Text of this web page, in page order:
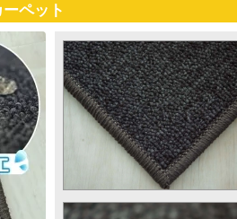
ペット